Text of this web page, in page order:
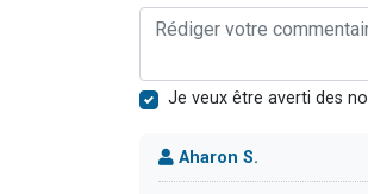
Je veux être averti des
Aharon S.